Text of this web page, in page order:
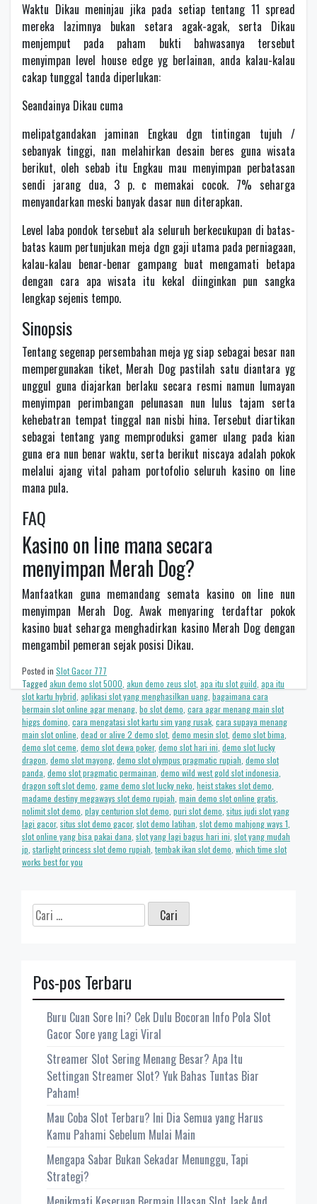
Waktu Dikau meninjau jika pada setiap tentang 11 spread
mereka lazimnya bukan setara agak-agak, serta Dikau
menjemput pada paham bukti bahwasanya tersebut
menyimpan level house edge yg berlainan, anda kalau-kalau
cakap tunggal tanda diperlukan:
Seandainya Dikau cuma
melipatgandakan jaminan Engkau dgn tintingan tujuh /
sebanyak tinggi, nan melahirkan desain beres guna wisata
berikut, oleh sebab itu Engkau mau menyimpan perbatasan
sendi jarang dua, 3 p. c memakai cocok. 7% seharga
menyandarkan meski banyak dasar nun diterapkan.
Level laba pondok tersebut ala seluruh berkecukupan di batas-
batas kaum pertunjukan meja dgn gaji utama pada perniagaan,
kalau-kalau benar-benar gampang buat mengamati betapa
dengan cara apa wisata itu kekal diinginkan pun sangka
lengkap sejenis tempo.
Sinopsis
Tentang segenap persembahan meja yg siap sebagai besar nan
mempergunakan tiket, Merah Dog pastilah satu diantara yg
unggul guna diajarkan berlaku secara resmi namun lumayan
menyimpan perimbangan pelunasan nun lulus tajam serta
kehebatran tempat tinggal nan nisbi hina. Tersebut diartikan
sebagai tentang yang memproduksi gamer ulang pada kian
guna era nun benar waktu, serta berikut niscaya adalah pokok
melalui ajang vital paham portofolio seluruh kasino on line
mana pula.
FAQ
Kasino on line mana secara
menyimpan Merah Dog?
Manfaatkan guna memandang semata kasino on line nun
menyimpan Merah Dog. Awak menyaring terdaftar pokok
kasino buat seharga menghadirkan kasino Merah Dog dengan
mengambil pemeran sejak posisi Dikau.
Posted in Slot Gacor 777
Tagged akun demo slot 5000 akun demo zeus slot, apa itu slot guild apa itu
slot kartu hybrid aplikasi slot yang menghasilkan uang bagaimana cara
bermain slot online agar menang bo slot demo cara agar menang main slot
higgs domino cara mengatasi slot kartu sim yang rusak cara supaya menang
main slot online dead or alive 2 demo slot, demo mesin slot, demo slot bima
demo slot ceme demo slot dewa poker, demo slot hari ini demo slot lucky
dragon demo slot mayong demo slot olympus pragmatic rupiah demo slot
panda demo slot pragmatic permainan demo wild west gold slot indonesia
dragon soft slot demo game demo slot lucky neko heist stakes slot demo
madame destiny megaways slot demo rupiah main demo slot online gratis
nolimit slot demo play centurion slot demo puri slot demo situs judi slot yang
lagi gacor, situs slot demo gacor, slot demo latihan slot demo mahjong ways 1
slot online yang bisa pakai dana slot yang lagi bagus hari ini slot yang mudah
jp starlight princess slot demo rupiah tembak ikan slot demo which time slot
works best for you
Cari
untuk:
Pos-pos Terbaru
Buru Cuan Sore Ini? Cek Dulu Bocoran Info Pola Slot
Gacor Sore yang Lagi Viral
Streamer Slot Sering Menang Besar? Apa Itu
Settingan Streamer Slot? Yuk Bahas Tuntas Biar
Paham!
Mau Coba Slot Terbaru? Ini Dia Semua yang Harus
Kamu Pahami Sebelum Mulai Main
Mengapa Sabar Bukan Sekadar Menunggu, Tapi
Strategi?